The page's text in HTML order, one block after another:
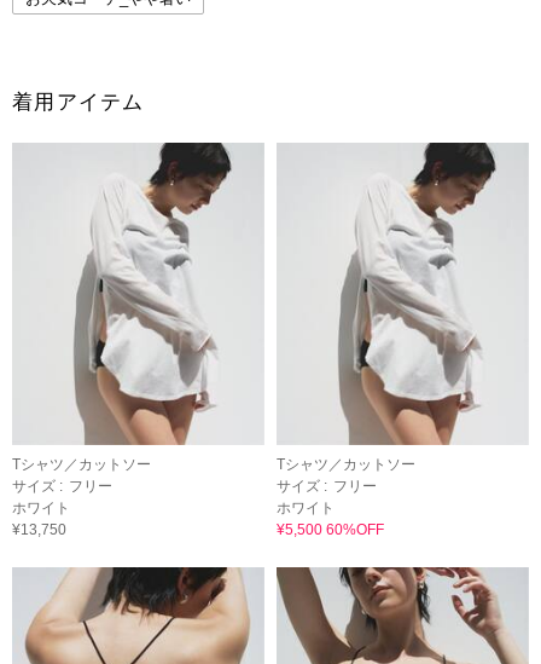
着用アイテム
Tシャツ／カットソー
サイズ : フリー
ホワイト
¥13,750
Tシャツ／カットソー
サイズ : フリー
ホワイト
¥5,500 60%OFF